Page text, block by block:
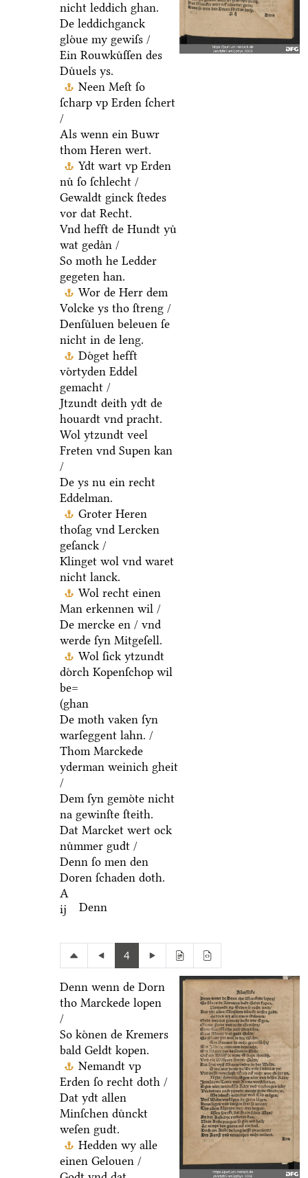
nicht leddich ghan.
De leddichganck
gloͤue my gewiſs /
Ein Rouwkuͤſſen des
Duͤuels ys.
Neen Meſt ſo
ſcharp vp Erden ſchert
/
Als wenn ein Buwr
thom Heren wert.
Ydt wart vp Erden
nuͤ ſo ſchlecht /
Gewaldt ginck ſtedes
vor dat Recht.
Vnd hefft de Hundt yuͤ
wat gedaͤn /
So moth he Ledder
gegeten han.
Wor de Herr dem
Volcke ys tho ſtreng /
Denſuͤluen beleuen ſe
nicht in de leng.
Doͤget hefft
voͤrtyden Eddel
gemacht /
Jtzundt deith ydt de
houardt vnd pracht.
Wol ytzundt veel
Freten vnd Supen kan
/
De ys nu ein recht
Eddelman.
Groter Heren
thoſag vnd Lercken
geſanck /
Klinget wol vnd waret
nicht lanck.
Wol recht einen
Man erkennen wil /
De mercke en / vnd
werde ſyn Mitgeſell.
Wol ſick ytzundt
doͤrch Kopenſchop wil
be=
(ghan
De moth vaken ſyn
warſeggent lahn. /
Thom Marckede
yderman weinich gheit
/
Dem ſyn gemoͤte nicht
na gewinſte ſteith.
Dat Marcket wert ock
nuͤmmer gudt /
Denn ſo men den
Doren ſchaden doth.
A
ij
Denn
4
Denn wenn de Dorn
tho Marckede lopen
/
So koͤnen de Kremers
bald Geldt kopen.
Nemandt vp
Erden ſo recht doth /
Dat ydt allen
Minſchen duͤnckt
weſen gudt.
Hedden wy alle
einen Gelouen /